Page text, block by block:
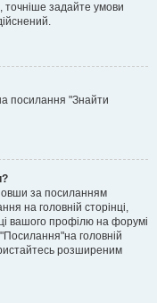
задайте умови
посилання "Знайти
за посиланням
на головній сторінці,
вашого профілю на форумі
головній
розширеним